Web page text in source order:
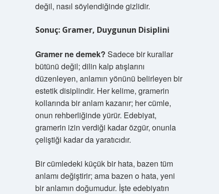
değil, nasıl söylendiğinde gizlidir.
Sonuç: Gramer, Duygunun Disiplini
Gramer ne demek? Sadece bir kurallar
bütünü değil; dilin kalp atışlarını
düzenleyen, anlamın yönünü belirleyen bir
estetik disiplindir. Her kelime, gramerin
kollarında bir anlam kazanır; her cümle,
onun rehberliğinde yürür. Edebiyat,
gramerin izin verdiği kadar özgür, onunla
çeliştiği kadar da yaratıcıdır.
Bir cümledeki küçük bir hata, bazen tüm
anlamı değiştirir; ama bazen o hata, yeni
bir anlamın doğumudur. İşte edebiyatın